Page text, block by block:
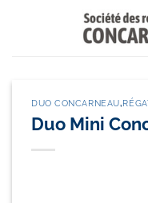
DUO CONCARNEAU,
Duo Mini